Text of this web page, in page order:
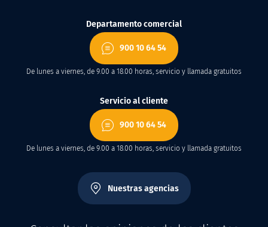
Departamento comercial
900 10 64 54
De lunes a viernes, de 9.00 a 18.00 horas, servicio y llamada gratuitos
Servicio al cliente
900 10 64 54
De lunes a viernes, de 9.00 a 18.00 horas, servicio y llamada gratuitos
Nuestras agencias